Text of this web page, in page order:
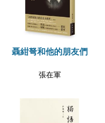
聶紺弩和他的朋友們
張在軍